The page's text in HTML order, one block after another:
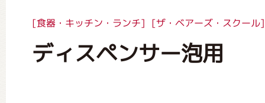
[食器・キッチン・ランチ] [ザ・ベアーズ・スクール]
ディスペンサー泡用
絵本・作家紹介